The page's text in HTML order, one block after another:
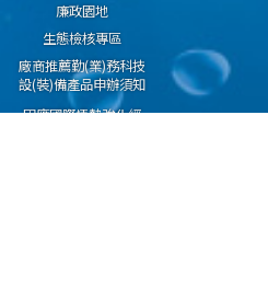
廉政園地
生態檢核專區
廠商推薦勤(業)務科技
設(裝)備產品申辦須知
因應國際情勢強化經